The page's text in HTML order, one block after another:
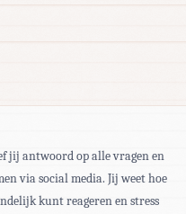
jij antwoord op alle vragen en
via social media. Jij weet hoe
kunt reageren en stress